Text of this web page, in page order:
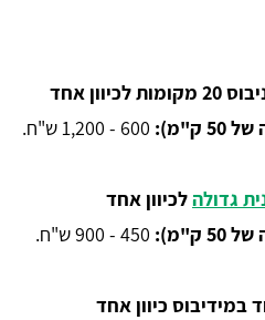
אחד
ק"מ):
600 - 1,200 ש"ח.
גדולהלכיוון אחד
ק"מ):
כיוון אחד